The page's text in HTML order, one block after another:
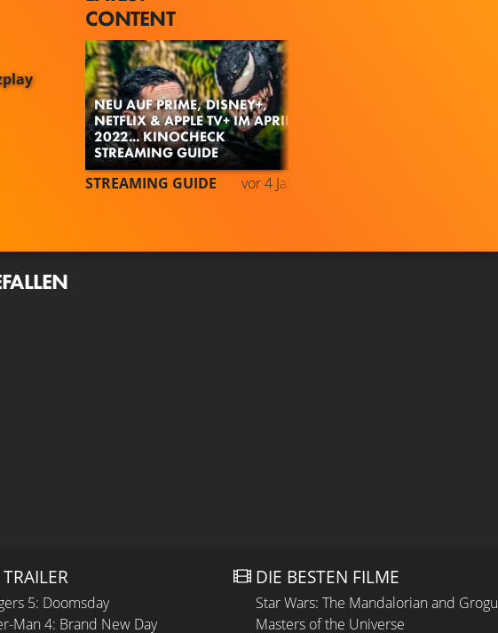
CONTENT
NEU AUF PRIME, DISNEY+,
NETFLIX & APPLE TV+ IM APRIL
2022... KINOCHECK
STREAMING GUIDE
STREAMING GUIDE vor 4 Jahren
5: Doomsday
Man 4: Brand New Day
DIE BESTEN FILME
Star Wars: The Mandalorian and Grogu
Masters of the Universe